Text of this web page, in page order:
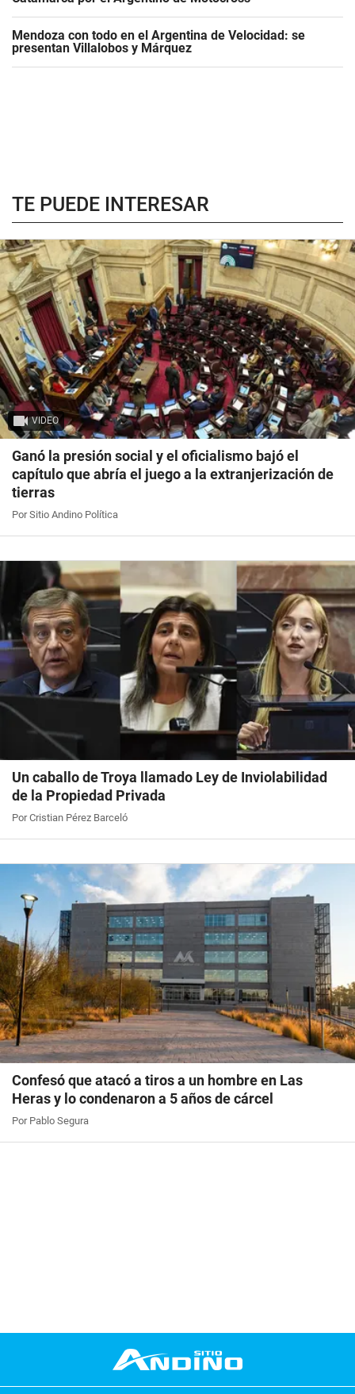
Mendoza con todo en el Argentina de Velocidad: se
presentan Villalobos y Márquez
TE PUEDE INTERESAR
VIDEO
Ganó la presión social y el oficialismo bajó el
capítulo que abría el juego a la extranjerización de
tierras
Por Sitio Andino Política
Un caballo de Troya llamado Ley de Inviolabilidad
de la Propiedad Privada
Por Cristian Pérez Barceló
Confesó que atacó a tiros a un hombre en Las
Heras y lo condenaron a 5 años de cárcel
Por Pablo Segura